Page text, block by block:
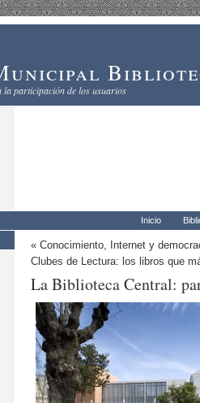
participación de los usuarios
Inicio
« Conocimiento, Internet y
Clubes de Lectura: los libros que
La Biblioteca Central: